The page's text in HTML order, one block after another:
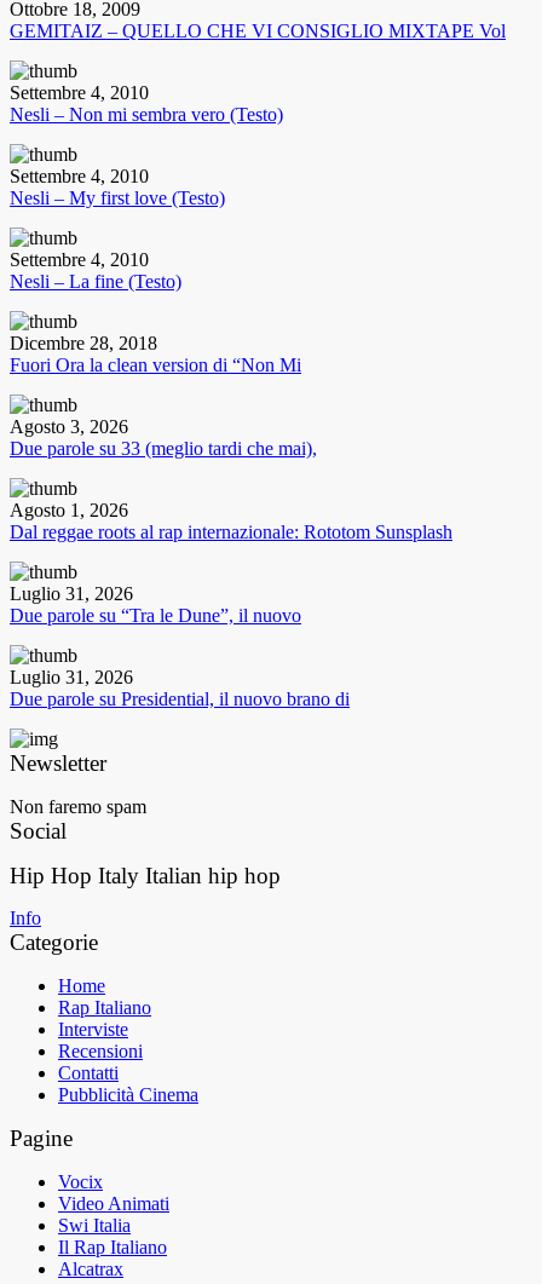
Ottobre 18, 2009
GEMITAIZ – QUELLO CHE VI CONSIGLIO MIXTAPE Vol
Settembre 4, 2010
Nesli – Non mi sembra vero (Testo)
Settembre 4, 2010
Nesli – My first love (Testo)
Settembre 4, 2010
Nesli – La fine (Testo)
Dicembre 28, 2018
Fuori Ora la clean version di “Non Mi
Agosto 3, 2026
Due parole su 33 (meglio tardi che mai),
Agosto 1, 2026
Dal reggae roots al rap internazionale: Rototom Sunsplash
Luglio 31, 2026
Due parole su “Tra le Dune”, il nuovo
Luglio 31, 2026
Due parole su Presidential, il nuovo brano di
Newsletter
Non faremo spam
Social
Hip Hop Italy Italian hip hop
Info
Categorie
Home
Rap Italiano
Interviste
Recensioni
Contatti
Pubblicità Cinema
Pagine
Vocix
Video Animati
Swi Italia
Il Rap Italiano
Alcatrax